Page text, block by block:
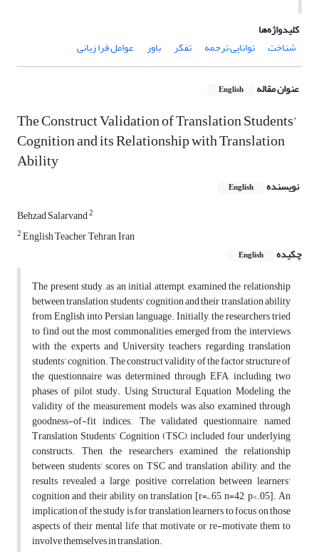
کلیدواژه‌ها
شناخت
توانایی ترجمه تفکر باور عوامل فرا زبانی
عنوان مقاله English
The Construct Validation of Translation Students’
Cognition and its Relationship with Translation
Ability
نویسنده English
Behzad Salarvand2
2English Teacher, Tehran, Iran
چکیده
English
The present study, as an initial attempt, examined the relationship
between translation students’ cognition and their translation ability
from English into Persian language. Initially, the researchers tried
to find out the most commonalities emerged from the interviews
with the experts and University teachers regarding translation
students’ cognition. The construct validity of the factor structure of
the questionnaire was determined through EFA, including two
phases of pilot study. Using Structural Equation Modeling, the
validity of the measurement models was also examined through
goodness-of-fit indices. The validated questionnaire, named
Translation Students’ Cognition (TSC), included four underlying
constructs. Then, the researchers examined the relationship
between students’ scores on TSC and translation ability, and the
results revealed a large, positive correlation between learners'
cognition and their ability on translation [r=–.65, n=42, p<.05]. An
implication of the study is for translation learners to focus on those
aspects of their mental life that motivate or re-motivate them to
involve themselves in translation.